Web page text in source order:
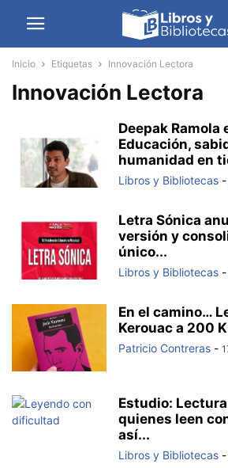
Inicio Etiquetas Innovación Lectora
Innovación Lectora
Deepak Ramola
Educación,
humanidad en
Libros y Bibliotecas -
Letra Sónica
versión y
único...
Libros y Bibliotecas -
En el camino…
Kerouac a 200
Patricio Contreras -
Estudio:
quienes leen
así...
Libros y Bibliotecas -